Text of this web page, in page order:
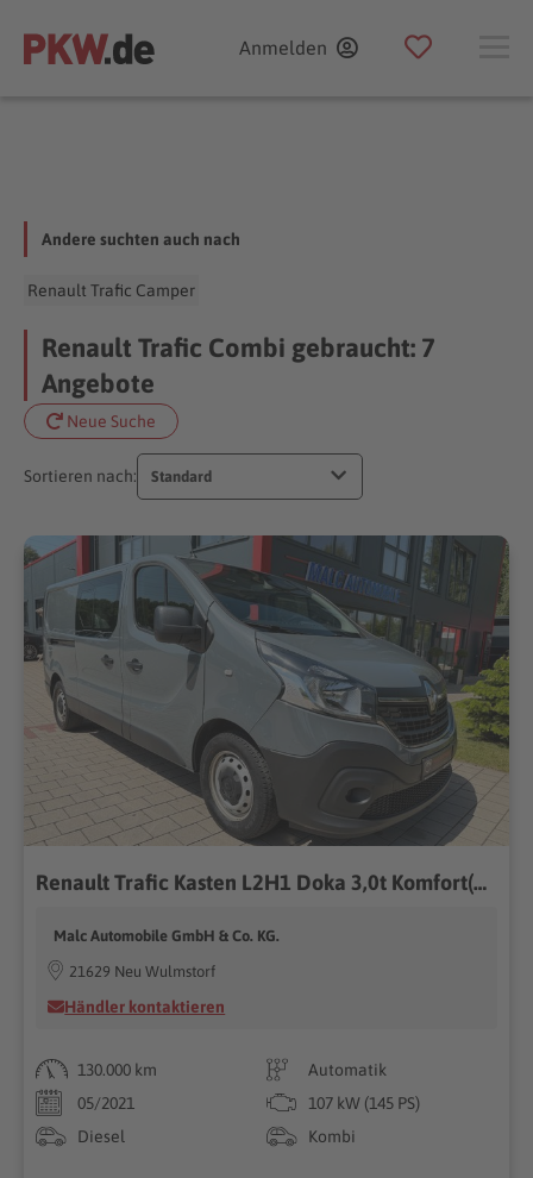
Anmelden
Andere suchten auch nach
Renault Trafic Camper
Renault Trafic Combi gebraucht: 7
Angebote
Neue Suche
Sortieren nach: Standard
Renault Trafic Kasten L2H1 Doka 3,0t Komfort(Tüv&Insp.ne
Malc Automobile GmbH & Co. KG.
21629 Neu Wulmstorf
Händler kontaktieren
130.000 km
Automatik
05/2021
107 kW (145 PS)
Diesel
Kombi